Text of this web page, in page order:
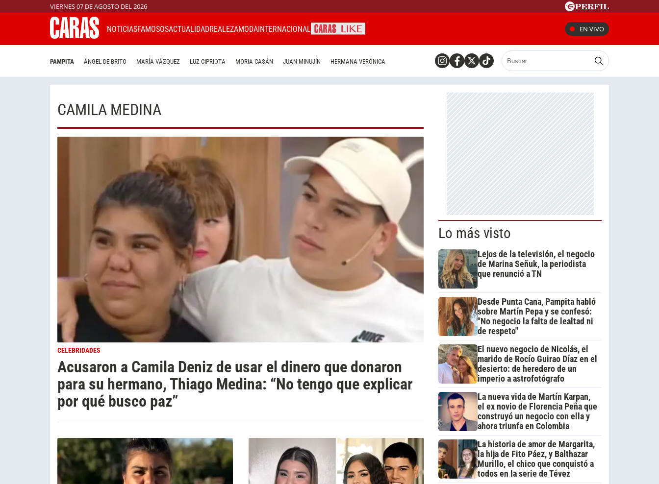
VIERNES 07 DE AGOSTO DEL 2026
NOTICIASFAMOSOSACTUALIDADREALEZAMODAINTERNACIONAL EN VIVO
PAMPITA ÁNGEL DE BRITO MARÍA VÁZQUEZ LUZ CIPRIOTA MORIA CASÁN JUAN MINUJÍN HERMANA VERÓNICA
CAMILA MEDINA
CELEBRIDADES
Acusaron a Camila Deniz de usar el dinero que donaron
para su hermano, Thiago Medina: “No tengo que explicar
por qué busco paz”
Lo más visto
Lejos de la televisión, el negocio
de Marina Señuk, la periodista
que renunció a TN
Desde Punta Cana, Pampita habló
sobre Martín Pepa y se confesó:
"No negocio la falta de lealtad ni
de respeto"
El nuevo negocio de Nicolás, el
marido de Rocío Guirao Díaz en el
desierto: de heredero de un
imperio a astrofotógrafo
La nueva vida de Martín Karpan,
el ex novio de Florencia Peña que
construyó un negocio con ella y
ahora triunfa en Colombia
La historia de amor de Margarita,
la hija de Fito Páez, y Balthazar
Murillo, el chico que conquistó a
todos en la serie de Tévez